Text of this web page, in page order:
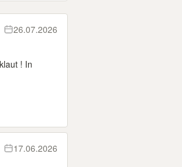
26.07.2026
! In
17.06.2026